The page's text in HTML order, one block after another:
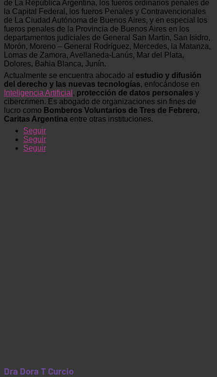
de La República Argentina, los fueros ordinarios penales de
la Capital Federal, los fueros Penales y Contravencionales
de La Ciudad Autónoma de Buenos Aires, y en especial los
fueros penales de la Provincia de Buenos Aires en los
departamentos judiciales de General San Martin, San Isidro,
Morón, Moreno – General Rodríguez, Mercedes, la Matanza,
Lomas de Zamora, Avellaneda-Lanús, Mar del Plata,
Dolores, Bahia Blanca, Junín.
Actualmente se encuentra abocado al estudio y difusión
del derecho y las nuevas tecnologías, enfocándose en
Inteligencia Artificial , protección de datos personales y
cibercrimen. Es abogado de organizaciones sin fines de
lucro como Bomberos Voluntarios de Tres de Febrero,
Caritas Argentina entre otras instituciones.
Seguir
Seguir
Seguir
Dra Dora T Curcio